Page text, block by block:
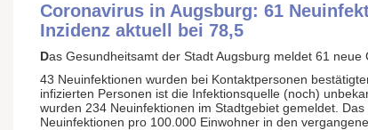
Coronavirus in Augsburg: 61
Inzidenz aktuell bei 78,5
Das Gesundheitsamt der Stadt Augsburg meldet 61 neue
43 Neuinfektionen wurden bei Kontaktpersonen
infizierten Personen ist die Infektionsquelle (noch)
wurden 234 Neuinfektionen im Stadtgebiet gemeldet.
Neuinfektionen pro 100.000 Einwohner in den